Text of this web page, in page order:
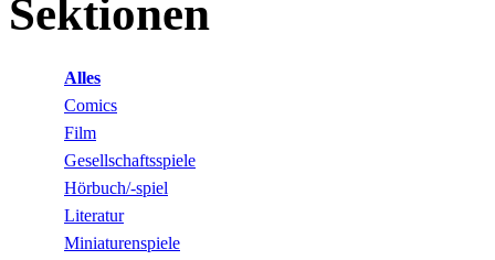
Sektionen
Alles
Comics
Film
Gesellschaftsspiele
Hörbuch/-spiel
Literatur
Miniaturenspiele